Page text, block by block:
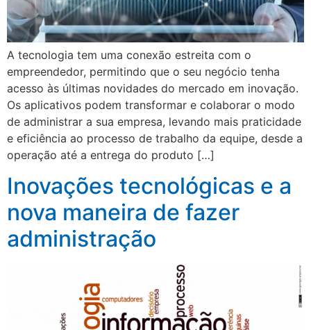
A tecnologia tem uma conexão estreita com o
empreendedor, permitindo que o seu negócio tenha
acesso às últimas novidades do mercado em inovação.
Os aplicativos podem transformar e colaborar o modo
de administrar a sua empresa, levando mais praticidade
e eficiência ao processo de trabalho da equipe, desde a
operação até a entrega do produto […]
Inovações tecnológicas e a
nova maneira de fazer
administração